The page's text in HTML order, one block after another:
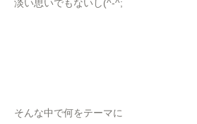
淡い思いでもないし(^-^;
そんな中で何をテーマに